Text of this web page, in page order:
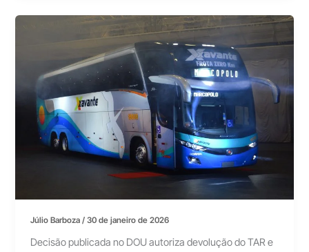
Júlio Barboza/30 de janeiro de 2026
Decisão publicada no DOU autoriza devolução do TAR e